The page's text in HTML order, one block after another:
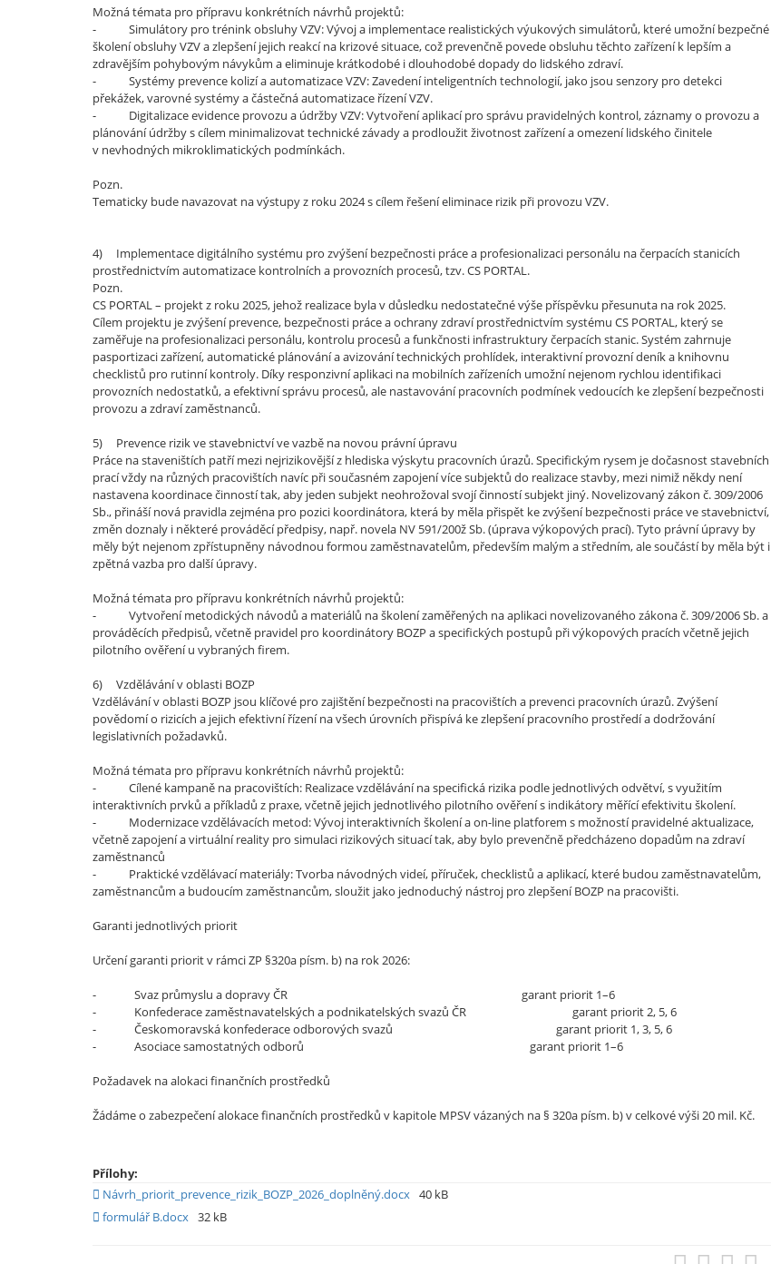
Možná témata pro přípravu konkrétních návrhů projektů:
- Simulátory pro trénink obsluhy VZV: Vývoj a implementace realistických výukových simulátorů, které umožní bezpečné
školení obsluhy VZV a zlepšení jejich reakcí na krizové situace, což prevenčně povede obsluhu těchto zařízení k lepším a
zdravějším pohybovým návykům a eliminuje krátkodobé i dlouhodobé dopady do lidského zdraví.
- Systémy prevence kolizí a automatizace VZV: Zavedení inteligentních technologií, jako jsou senzory pro detekci
překážek, varovné systémy a částečná automatizace řízení VZV.
- Digitalizace evidence provozu a údržby VZV: Vytvoření aplikací pro správu pravidelných kontrol, záznamy o provozu a
plánování údržby s cílem minimalizovat technické závady a prodloužit životnost zařízení a omezení lidského činitele
v nevhodných mikroklimatických podmínkách.
Pozn.
Tematicky bude navazovat na výstupy z roku 2024 s cílem řešení eliminace rizik při provozu VZV.
4) Implementace digitálního systému pro zvýšení bezpečnosti práce a profesionalizaci personálu na čerpacích stanicích
prostřednictvím automatizace kontrolních a provozních procesů, tzv. CS PORTAL.
Pozn.
CS PORTAL – projekt z roku 2025, jehož realizace byla v důsledku nedostatečné výše příspěvku přesunuta na rok 2025.
Cílem projektu je zvýšení prevence, bezpečnosti práce a ochrany zdraví prostřednictvím systému CS PORTAL, který se
zaměřuje na profesionalizaci personálu, kontrolu procesů a funkčnosti infrastruktury čerpacích stanic. Systém zahrnuje
pasportizaci zařízení, automatické plánování a avizování technických prohlídek, interaktivní provozní deník a knihovnu
checklistů pro rutinní kontroly. Díky responzivní aplikaci na mobilních zařízeních umožní nejenom rychlou identifikaci
provozních nedostatků, a efektivní správu procesů, ale nastavování pracovních podmínek vedoucích ke zlepšení bezpečnosti
provozu a zdraví zaměstnanců.
5) Prevence rizik ve stavebnictví ve vazbě na novou právní úpravu
Práce na staveništích patří mezi nejrizikovější z hlediska výskytu pracovních úrazů. Specifickým rysem je dočasnost stavebních
prací vždy na různých pracovištích navíc při současném zapojení více subjektů do realizace stavby, mezi nimiž někdy není
nastavena koordinace činností tak, aby jeden subjekt neohrožoval svojí činností subjekt jiný. Novelizovaný zákon č. 309/2006
Sb., přináší nová pravidla zejména pro pozici koordinátora, která by měla přispět ke zvýšení bezpečnosti práce ve stavebnictví,
změn doznaly i některé prováděcí předpisy, např. novela NV 591/200ž Sb. (úprava výkopových prací). Tyto právní úpravy by
měly být nejenom zpřístupněny návodnou formou zaměstnavatelům, především malým a středním, ale součástí by měla být i
zpětná vazba pro další úpravy.
Možná témata pro přípravu konkrétních návrhů projektů:
- Vytvoření metodických návodů a materiálů na školení zaměřených na aplikaci novelizovaného zákona č. 309/2006 Sb. a
prováděcích předpisů, včetně pravidel pro koordinátory BOZP a specifických postupů při výkopových pracích včetně jejich
pilotního ověření u vybraných firem.
6) Vzdělávání v oblasti BOZP
Vzdělávání v oblasti BOZP jsou klíčové pro zajištění bezpečnosti na pracovištích a prevenci pracovních úrazů. Zvýšení
povědomí o rizicích a jejich efektivní řízení na všech úrovních přispívá ke zlepšení pracovního prostředí a dodržování
legislativních požadavků.
Možná témata pro přípravu konkrétních návrhů projektů:
- Cílené kampaně na pracovištích: Realizace vzdělávání na specifická rizika podle jednotlivých odvětví, s využitím
interaktivních prvků a příkladů z praxe, včetně jejich jednotlivého pilotního ověření s indikátory měřící efektivitu školení.
- Modernizace vzdělávacích metod: Vývoj interaktivních školení a on-line platforem s možností pravidelné aktualizace,
včetně zapojení a virtuální reality pro simulaci rizikových situací tak, aby bylo prevenčně předcházeno dopadům na zdraví
zaměstnanců
- Praktické vzdělávací materiály: Tvorba návodných videí, příruček, checklistů a aplikací, které budou zaměstnavatelům,
zaměstnancům a budoucím zaměstnancům, sloužit jako jednoduchý nástroj pro zlepšení BOZP na pracovišti.
Garanti jednotlivých priorit
Určení garanti priorit v rámci ZP §320a písm. b) na rok 2026:
- Svaz průmyslu a dopravy ČR garant priorit 1–6
- Konfederace zaměstnavatelských a podnikatelských svazů ČR garant priorit 2, 5, 6
- Českomoravská konfederace odborových svazů garant priorit 1, 3, 5, 6
- Asociace samostatných odborů garant priorit 1–6
Požadavek na alokaci finančních prostředků
Žádáme o zabezpečení alokace finančních prostředků v kapitole MPSV vázaných na § 320a písm. b) v celkové výši 20 mil. Kč.
Přílohy:
Návrh_priorit_prevence_rizik_BOZP_2026_doplněný.docx 40 kB
formulář B.docx 32 kB